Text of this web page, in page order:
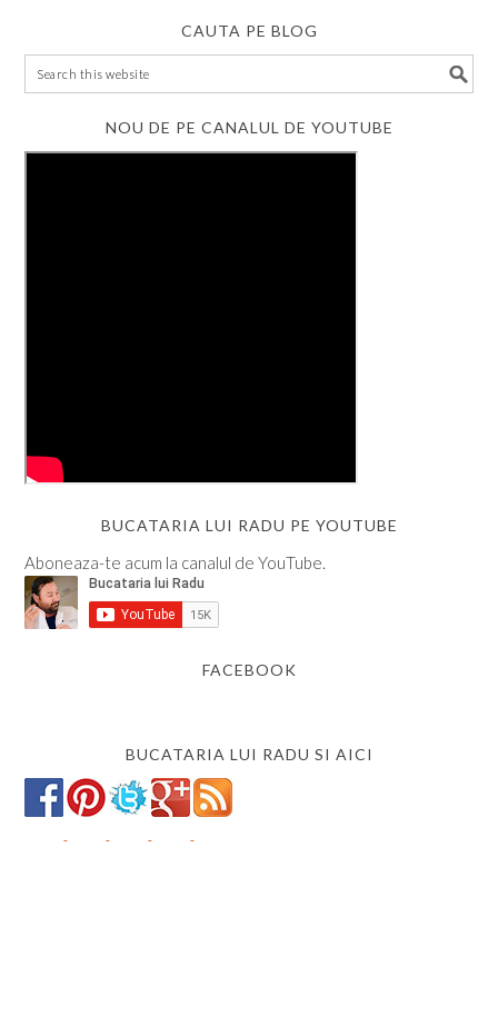
CAUTA PE BLOG
NOU DE PE CANALUL DE YOUTUBE
BUCATARIA LUI RADU PE YOUTUBE
Aboneaza-te acum la canalul de YouTube.
FACEBOOK
BUCATARIA LUI RADU SI AICI